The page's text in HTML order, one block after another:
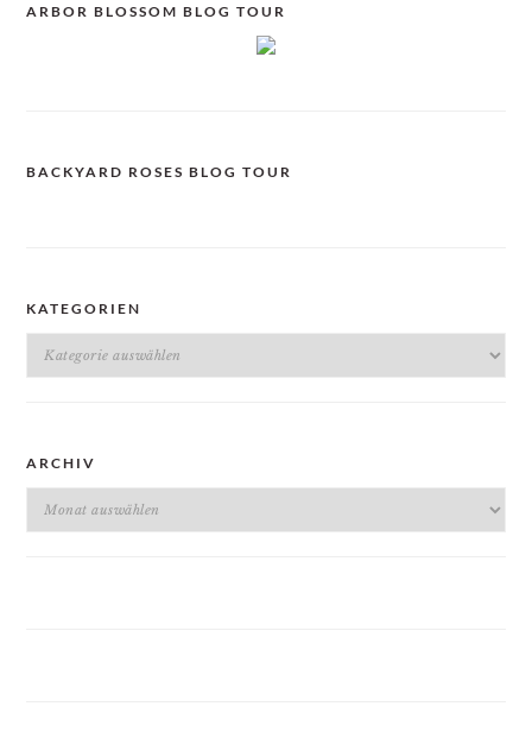
ARBOR BLOSSOM BLOG TOUR
BACKYARD ROSES BLOG TOUR
KATEGORIEN
Kategorien
ARCHIV
Archiv